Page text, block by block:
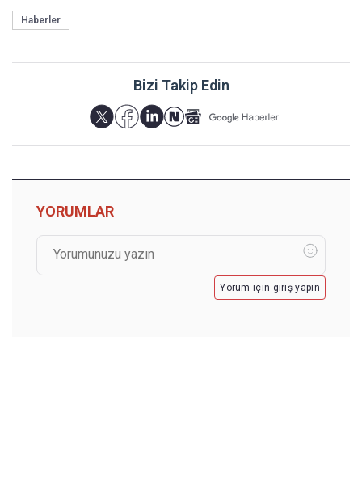
Haberler
Bizi Takip Edin
YORUMLAR
Yorum için giriş yapın